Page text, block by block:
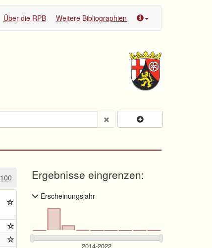
Über die RPB Weitere Bibliographien
100 Ergebnisse eingrenzen:
Erscheinungsjahr